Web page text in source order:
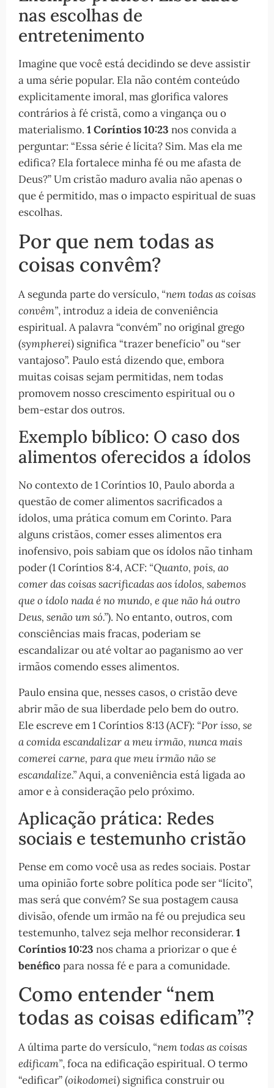
nas escolhas de
entretenimento
Imagine que você está decidindo se deve assistir
a uma série popular. Ela não contém conteúdo
explicitamente imoral, mas glorifica valores
contrários à fé cristã, como a vingança ou o
materialismo. 1 Coríntios 10:23 nos convida a
perguntar: “Essa série é lícita? Sim. Mas ela me
edifica? Ela fortalece minha fé ou me afasta de
Deus?” Um cristão maduro avalia não apenas o
que é permitido, mas o impacto espiritual de suas
escolhas.
Por que nem todas as
coisas convêm?
A segunda parte do versículo, “nem todas as coisas
convêm”, introduz a ideia de conveniência
espiritual. A palavra “convém” no original grego
(sympherei) significa “trazer benefício” ou “ser
vantajoso”. Paulo está dizendo que, embora
muitas coisas sejam permitidas, nem todas
promovem nosso crescimento espiritual ou o
bem-estar dos outros.
Exemplo bíblico: O caso dos
alimentos oferecidos a ídolos
No contexto de 1 Coríntios 10, Paulo aborda a
questão de comer alimentos sacrificados a
ídolos, uma prática comum em Corinto. Para
alguns cristãos, comer esses alimentos era
inofensivo, pois sabiam que os ídolos não tinham
poder (1 Coríntios 8:4, ACF: “Quanto, pois, ao
comer das coisas sacrificadas aos ídolos, sabemos
que o ídolo nada é no mundo, e que não há outro
Deus, senão um só.”). No entanto, outros, com
consciências mais fracas, poderiam se
escandalizar ou até voltar ao paganismo ao ver
irmãos comendo esses alimentos.
Paulo ensina que, nesses casos, o cristão deve
abrir mão de sua liberdade pelo bem do outro.
Ele escreve em 1 Coríntios 8:13 (ACF): “Por isso, se
a comida escandalizar a meu irmão, nunca mais
comerei carne, para que meu irmão não se
escandalize.”Aqui, a conveniência está ligada ao
amor e à consideração pelo próximo.
Aplicação prática: Redes
sociais e testemunho cristão
Pense em como você usa as redes sociais. Postar
uma opinião forte sobre política pode ser “lícito”,
mas será que convém? Se sua postagem causa
divisão, ofende um irmão na fé ou prejudica seu
testemunho, talvez seja melhor reconsiderar. 1
Coríntios 10:23 nos chama a priorizar o que é
benéfico para nossa fé e para a comunidade.
Como entender “nem
todas as coisas edificam”?
A última parte do versículo, “nem todas as coisas
edificam”, foca na edificação espiritual. O termo
“edificar” (oikodomei) significa construir ou